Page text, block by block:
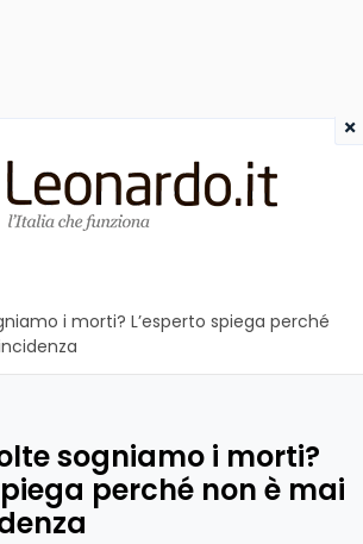
i morti? L’esperto spiega perché
sogniamo i morti?
perché non è mai
×